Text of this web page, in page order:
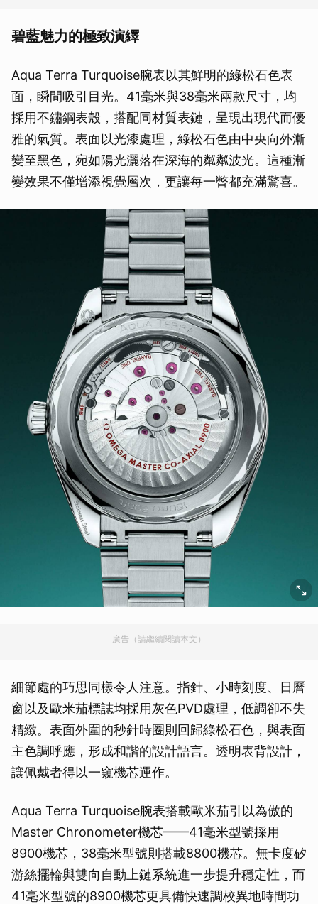
碧藍魅力的極致演繹
Aqua Terra Turquoise腕表以其鮮明的綠松石色表
面，瞬間吸引目光。41毫米與38毫米兩款尺寸，均
採用不鏽鋼表殼，搭配同材質表鏈，呈現出現代而優
雅的氣質。表面以光漆處理，綠松石色由中央向外漸
變至黑色，宛如陽光灑落在深海的粼粼波光。這種漸
變效果不僅增添視覺層次，更讓每一瞥都充滿驚喜。
廣告（請繼續閱讀本文）
細節處的巧思同樣令人注意。指針、小時刻度、日曆
窗以及歐米茄標誌均採用灰色PVD處理，低調卻不失
精緻。表面外圍的秒針時圈則回歸綠松石色，與表面
主色調呼應，形成和諧的設計語言。透明表背設計，
讓佩戴者得以一窺機芯運作。
Aqua Terra Turquoise腕表搭載歐米茄引以為傲的
Master Chronometer機芯——41毫米型號採用
8900機芯，38毫米型號則搭載8800機芯。無卡度矽
游絲擺輪與雙向自動上鏈系統進一步提升穩定性，而
41毫米型號的8900機芯更具備快速調校異地時間功